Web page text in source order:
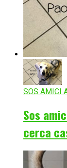
SOS AMICI
Sos
cerca